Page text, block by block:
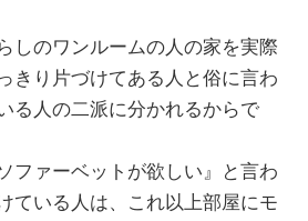
しのワンルームの人の家を実際
きり片づけてある人と俗に言わ
る人の二派に分かれるからで
ファーベットが欲しい』と言わ
ている人は、これ以上部屋にモ